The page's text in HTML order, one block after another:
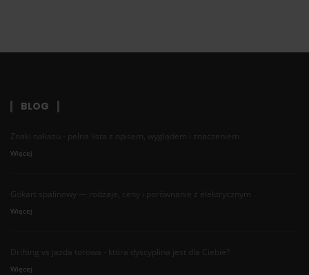
BLOG
Znaki nakazu - pełna lista z opisem, wyglądem i znaczeniem
Więcej
Gokart spalinowy — rodzaje, ceny i porównanie z elektrycznym
Więcej
Drifting vs jazda torowa - która dyscyplina jest dla Ciebie?
Więcej